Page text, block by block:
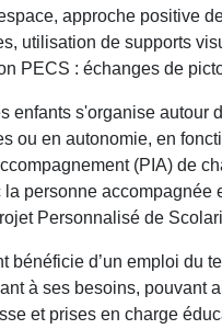
approche positive
utilisation de supports
PECS : échanges de
enfants s'organise autour
ou en autonomie, en
(PIA) de
la personne accompagnée
Personnalisé de
bénéficie d’un emploi du
à ses besoins, pouvant
et prises en charge